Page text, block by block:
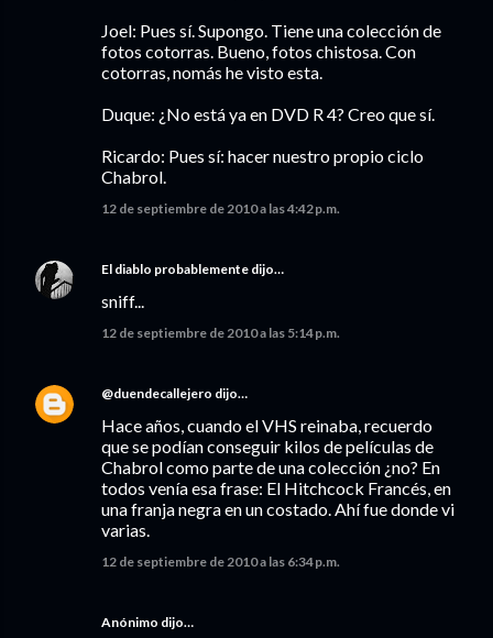
Joel: Pues sí. Supongo. Tiene una colección de
fotos cotorras. Bueno, fotos chistosa. Con
cotorras, nomás he visto esta.
Duque: ¿No está ya en DVD R 4? Creo que sí.
Ricardo: Pues sí: hacer nuestro propio ciclo
Chabrol.
12 de septiembre de 2010 a las 4:42 p.m.
El diablo probablemente dijo…
sniff...
12 de septiembre de 2010 a las 5:14 p.m.
@duendecallejero dijo…
Hace años, cuando el VHS reinaba, recuerdo
que se podían conseguir kilos de películas de
Chabrol como parte de una colección ¿no? En
todos venía esa frase: El Hitchcock Francés, en
una franja negra en un costado. Ahí fue donde vi
varias.
12 de septiembre de 2010 a las 6:34 p.m.
Anónimo dijo…